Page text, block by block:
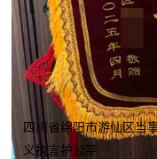
四川省绵阳市游仙区当
义执言护公平